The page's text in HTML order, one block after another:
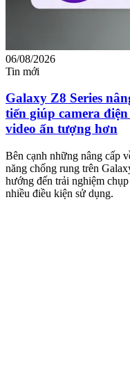
06/08/2026
Tin mới
Galaxy Z8 Series
tiến giúp camera
video ấn tượng hơn
Bên cạnh những nâng cấp
năng chống rung trên
hướng đến trải nghiệm
nhiều điều kiện sử dụng.